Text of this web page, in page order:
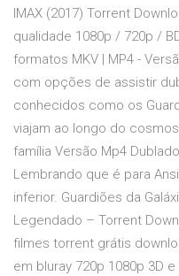
IMAX (2017) Torrent
qualidade 1080p / 720p /
formatos MKV | MP4 -
com opções de assistir
conhecidos como os
viajam ao longo do
família Versão Mp4
Lembrando que é para
inferior. Guardiões da
Legendado – Torrent
filmes torrent grátis
em bluray 720p 1080p 3D